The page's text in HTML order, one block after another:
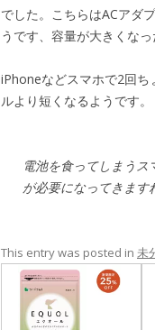
でした。こちらはACアダ
うです、容量が大きくな
iPhoneなどスマホで2回ち
ルより短くなるようです。
電池を食ってしまう
が必要になってきます
This entry was posted in 未